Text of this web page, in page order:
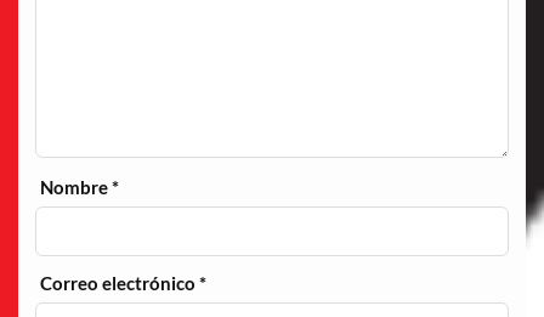
Nombre*
Correo electrónico*